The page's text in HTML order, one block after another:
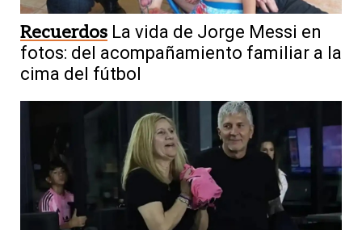
Recuerdos La vida de Jorge Messi en
fotos: del acompañamiento familiar a la
cima del fútbol